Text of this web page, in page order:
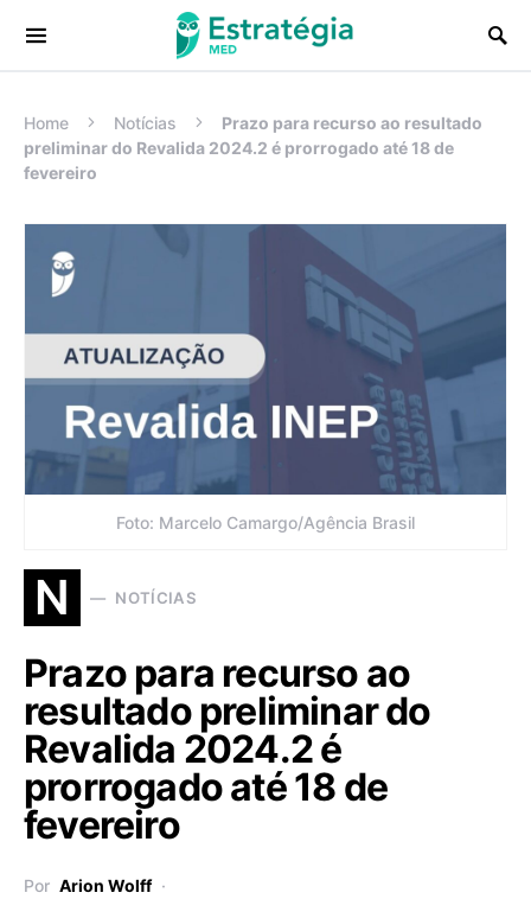
Procurar:
Home Notícias
Prazo para recurso ao resultado
preliminar do Revalida 2024.2 é prorrogado até 18 de
fevereiro
Foto: Marcelo Camargo/Agência Brasil
N NOTÍCIAS
Prazo para recurso ao
resultado preliminar do
Revalida 2024.2 é
prorrogado até 18 de
fevereiro
Por Arion Wolff